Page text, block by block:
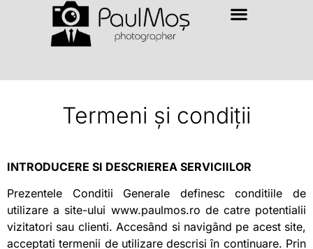
Termeni și condiții
INTRODUCERE SI DESCRIEREA SERVICIILOR
Prezentele Conditii Generale definesc conditiile de
utilizare a site-ului www.paulmos.ro de catre potentialii
vizitatori sau clienti. Accesând si navigând pe acest site,
acceptati termenii de utilizare descrisi în continuare. Prin